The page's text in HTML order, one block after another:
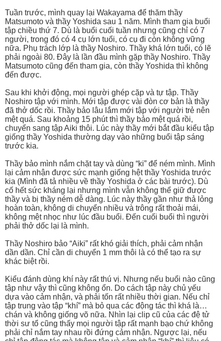
Tuần trước, mình quay lại Wakayama để thăm thầy
Matsumoto và thầy Yoshida sau 1 năm. Mình tham gia buổi
tập chiều thứ 7. Dù là buổi cuối tuần nhưng cũng chỉ có 7
người, trong đó có 4 cụ lớn tuổi, có cụ đi còn không vững
nữa. Phụ trách lớp là thầy Noshiro. Thầy khá lớn tuổi, có lẽ
phải ngoài 80. Đây là lần đầu mình gặp thầy Noshiro. Thầy
Matsumoto cũng đến tham gia, còn thầy Yoshida thì không
đến được.
Sau khi khởi động, mọi người ghép cặp và tự tập. Thầy
Noshiro tập với mình. Mới tập được vài đòn cơ bản là thầy
đã thở dốc rồi. Thầy bảo lâu lắm mới tập với người trẻ nên
mệt quá. Sau khoảng 15 phút thì thầy bảo mệt quá rồi,
chuyển sang tập Aiki thôi. Lúc này thầy mới bắt đầu kiểu tập
giống thầy Yoshida thường dạy vào những buổi tập sáng
trước kia.
Thầy bảo mình nắm chặt tay và dùng “ki” để ném mình. Mình
lại cảm nhận được sức mạnh giống hệt thầy Yoshida trước
kia (Mình đã tả nhiều về thầy Yoshida ở các bài trước). Dù
cố hết sức kháng lại nhưng mình vẫn không thể giữ được
thầy và bị thầy ném dễ dàng. Lúc này thầy gần như thả lỏng
hoàn toàn, không di chuyển nhiều và trông rất thoải mái,
không mệt nhọc như lúc đầu buổi. Đến cuối buổi thì người
phải thở dốc lại là mình.
Thầy Noshiro bảo “Aiki” rất khó giải thích, phải cảm nhận
dần dần. Chỉ cần di chuyển 1 mm thôi là có thể tạo ra sự
khác biệt rồi.
Kiểu đánh dùng khí này rất thú vị. Nhưng nếu buổi nào cũng
tập như vậy thì cũng không ổn. Do cách tập này chủ yếu
dựa vào cảm nhận, và phải tốn rất nhiều thời gian. Nếu chỉ
tập trung vào tập “khí” mà bỏ qua các động tác thì khá là…
chán và không giống võ nữa. Nhìn lại clip cũ của các đệ tử
thời sư tổ cũng thấy mọi người tập rất mạnh bạo chứ không
phải chỉ nắm tay nhau rồi đứng cảm nhận. Ngược lại, nếu